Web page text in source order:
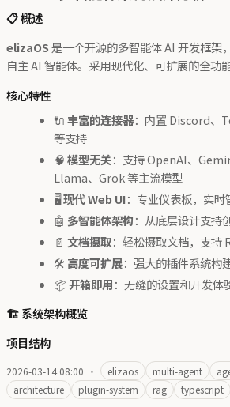
📋 概述
elizaOS是一个开源的多智能体 AI 开发框架
自主 AI 智能体。采用现代化、可扩展的全功
核心特性
🔌丰富的连接器：内置 Discord
等支持
🧠模型无关：支持 OpenAI、
Llama、Grok 等主流模型
🖥️现代 Web UI：专业仪表板，实
🤖 多智能体架构：从底层设计支持
📄 文档摄取：轻松摄取文档，支持
🛠️ 高度可扩展：强大的插件系统构
📦开箱即用：无缝的设置和开发体
🏗️ 系统架构概览
项目结构
2026-03-14 08:00 · elizaos multi-agent
architecture
plugin-system rag typescript